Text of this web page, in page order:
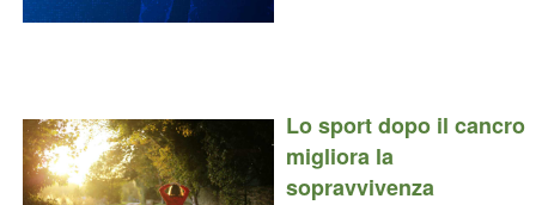
Lo sport dopo il cancro
migliora la
sopravvivenza